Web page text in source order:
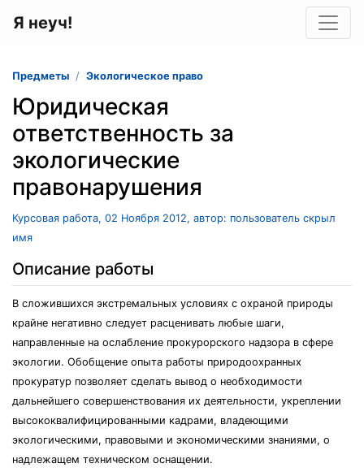
Я неуч!
Предметы Экологическое право
Юридическая
ответственность за
экологические
правонарушения
Курсовая работа, 02 Ноября 2012, автор: пользователь скрыл
имя
Описание работы
В сложившихся экстремальных условиях с охраной природы
крайне негативно следует расценивать любые шаги,
направленные на ослабление прокурорского надзора в сфере
экологии. Обобщение опыта работы природоохранных
прокуратур позволяет сделать вывод о необходимости
дальнейшего совершенствования их деятельности, укреплении
высококвалифицированными кадрами, владеющими
экологическими, правовыми и экономическими знаниями, о
надлежащем техническом оснащении.